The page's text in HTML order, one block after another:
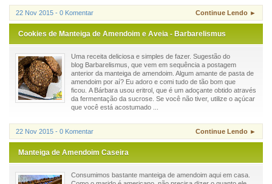
22 Nov 2015 - 0 Komentar Continue Lendo ►
Cookies de Manteiga de Amendoim e Aveia - Barbarelismus
Uma receita deliciosa e simples de fazer. Sugestão do
blog Barbarelismus, que vem em sequência a postagem
anterior da manteiga de amendoim. Algum amante de pasta de
amendoim por aí? Eu adoro e comi tudo de tão bom que
ficou. A Bárbara usou eritrol, que é um adoçante obtido através
da fermentação da sucrose. Se você não tiver, utilize o açúcar
que você está acostumado ...
22 Nov 2015 - 0 Komentar Continue Lendo ►
Manteiga de Amendoim Caseira
Consumimos bastante manteiga de amendoim aqui em casa.